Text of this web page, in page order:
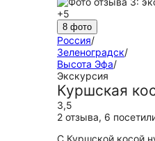
+5
8 фото
Россия/
Зеленоградск/
Высота Эфа/
Экскурсия
Куршская
3,5
2 отзыва, 6
С Куршской косой